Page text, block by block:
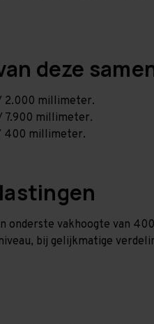
deze
2.000 millimeter.
7.900 millimeter.
400 millimeter.
onderste vakhoogte van
bij gelijkmatige